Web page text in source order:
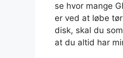
se hvor mange
er ved at løbe
disk, skal du
at du altid har